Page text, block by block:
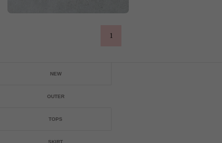
1
NEW
OUTER
TOPS
SKIRT